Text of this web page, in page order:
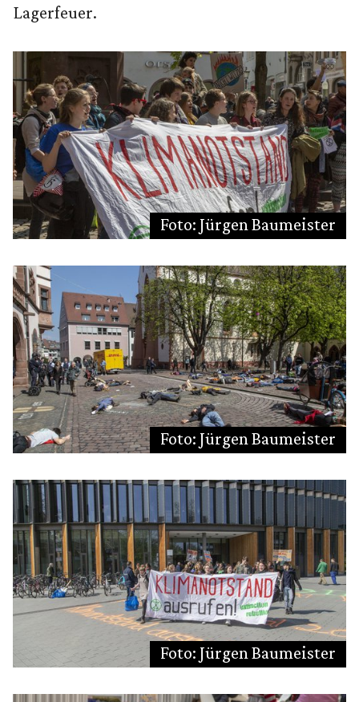
Lagerfeuer.
Foto: Jürgen Baumeister
Foto: Jürgen Baumeister
Foto: Jürgen Baumeister